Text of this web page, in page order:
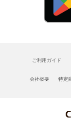
ご利用ガイド
会社概要 特定